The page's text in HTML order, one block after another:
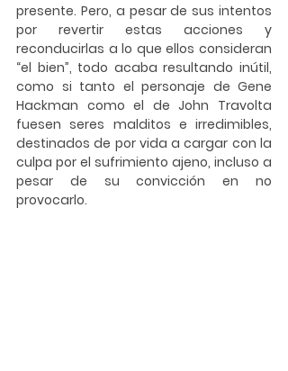
presente. Pero, a pesar de sus intentos
por revertir estas acciones y
reconducirlas a lo que ellos consideran
“el bien”, todo acaba resultando inútil,
como si tanto el personaje de Gene
Hackman como el de John Travolta
fuesen seres malditos e irredimibles,
destinados de por vida a cargar con la
culpa por el sufrimiento ajeno, incluso a
pesar de su convicción en no
provocarlo.